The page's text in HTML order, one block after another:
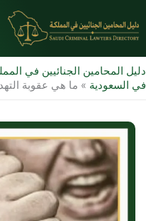
إلى
المحتوى
دليل المحامين الجنائيين في
في السعودية » ما هي عقوبة